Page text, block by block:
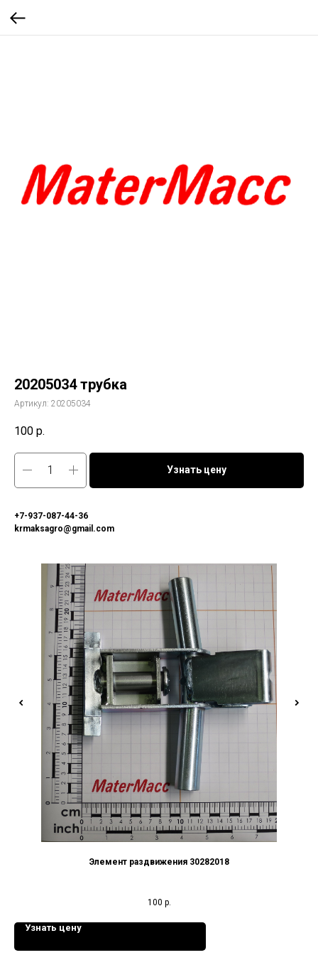
20205034 трубка
Артикул: 20205034
100 р.
Узнать цену
+7-937-087-44-36
krmaksagro@gmail.com
Элемент раздвижения 30282018
100 р.
Узнать цену